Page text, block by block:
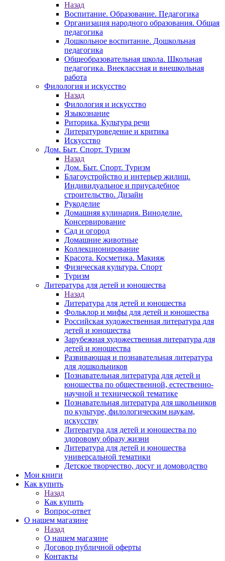
Назад
Воспитание. Образование. Педагогика
Организация народного образования. Общая
педагогика
Дошкольное воспитание. Дошкольная
педагогика
Общеобразовательная школа. Школьная
педагогика. Внеклассная и внешкольная
работа
Филология и искусство
Назад
Филология и искусство
Языкознание
Риторика. Культура речи
Литературоведение и критика
Искусство
Дом. Быт. Спорт. Туризм
Назад
Дом. Быт. Спорт. Туризм
Благоустройство и интерьер жилищ.
Индивидуальное и приусадебное
строительство. Дизайн
Рукоделие
Домашняя кулинария. Виноделие.
Консервирование
Сад и огород
Домашние животные
Коллекционирование
Красота. Косметика. Макияж
Физическая культура. Спорт
Туризм
Литература для детей и юношества
Назад
Литература для детей и юношества
Фольклор и мифы для детей и юношества
Российская художественная литература для
детей и юношества
Зарубежная художественная литература для
детей и юношества
Развивающая и познавательная литература
для дошкольников
Познавательная литература для детей и
юношества по общественной, естественно-
научной и технической тематике
Познавательная литература для школьников
по культуре, филологическим наукам,
искусству
Литература для детей и юношества по
здоровому образу жизни
Литература для детей и юношества
универсальной тематики
Детское творчество, досуг и домоводство
Мои книги
Как купить
Назад
Как купить
Вопрос-ответ
О нашем магазине
Назад
О нашем магазине
Договор публичной оферты
Контакты